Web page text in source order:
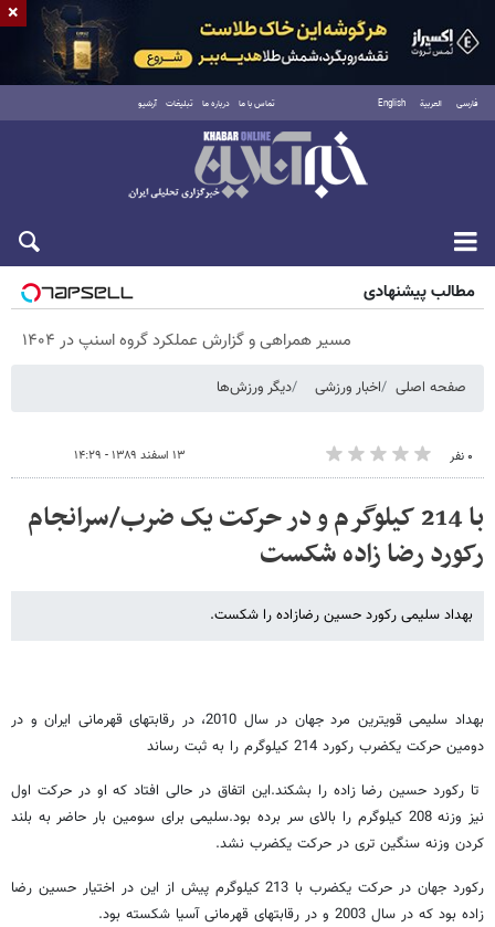
فارسی العربية English تماس با ما درباره ما تبلیغات آرشیو
پنجشنبه ۱۵ مرداد ۱۴۰۵
مطالب پیشنهادی
مسیر همراهی و گزارش عملکرد گروه اسنپ در ۱۴۰۴
صفحه اصلی اخبار ورزشی دیگر ورزش‌ها
۰ نفر ۱۳ اسفند ۱۳۸۹ - ۱۴:۲۹
با 214 کیلوگرم و در حرکت یک ضرب/سرانجام
رکورد رضا زاده شکست
بهداد سلیمی رکورد حسین رضازاده را شکست.
بهداد سلیمی قویترین مرد جهان در سال 2010، در رقابتهای قهرمانی ایران و در
دومین حرکت یکضرب رکورد 214 کیلوگرم را به ثبت رساند
تا رکورد حسین رضا زاده را بشکند.این اتفاق در حالی افتاد که او در حرکت اول
نیز وزنه 208 کیلوگرم را بالای سر برده بود.سلیمی برای سومین بار حاضر به بلند
کردن وزنه سنگین تری در حرکت یکضرب نشد.
رکورد جهان در حرکت یکضرب با 213 کیلوگرم پیش از این در اختیار حسین رضا
زاده بود که در سال 2003 و در رقابتهای قهرمانی آسیا شکسته بود.
×